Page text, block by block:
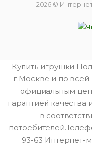
2026 ©
Купить игрушки
г.Москве и по
официальным
гарантией
в
93-63 Интернет-